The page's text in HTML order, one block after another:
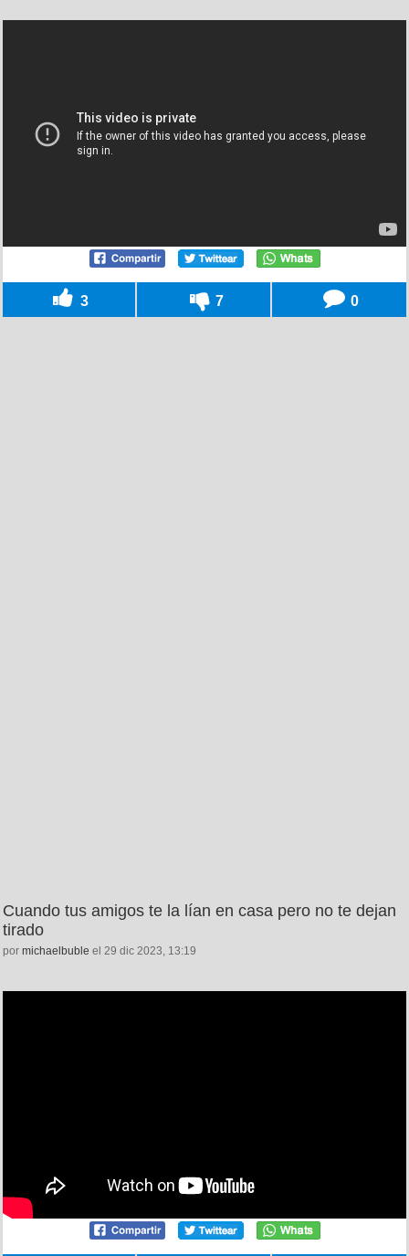
3 7 0
Cuando tus amigos te la lían en casa pero no te dejan
tirado
por michaelbuble el 29 dic 2023, 13:19